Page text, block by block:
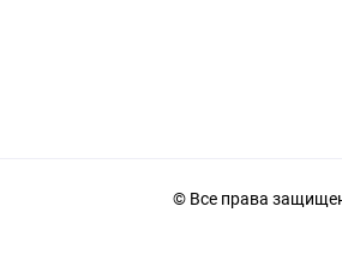
© Все права